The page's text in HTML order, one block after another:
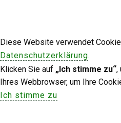
Diese Website verwendet
Datenschutzerklärung.
Klicken Sie auf „Ich stimme zu“,
Ihres Webbrowser, um Ihre
Ich stimme zu